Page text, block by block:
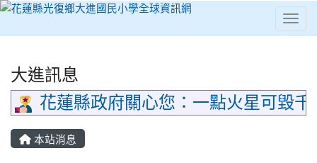
⏸
大進訊息
花蓮縣政府關心您：一點火星可毀
本站消息